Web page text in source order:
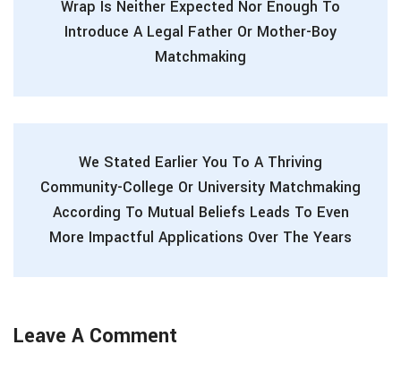
Wrap Is Neither Expected Nor Enough To
Introduce A Legal Father Or Mother-Boy
Matchmaking
We Stated Earlier You To A Thriving
Community-College Or University Matchmaking
According To Mutual Beliefs Leads To Even
More Impactful Applications Over The Years
Leave A Comment